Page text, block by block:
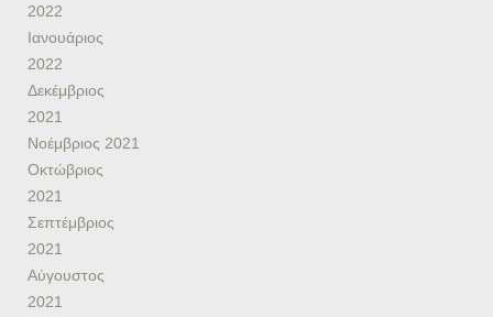
2022
Ιανουάριος
2022
Δεκέμβριος
2021
Νοέμβριος 2021
Οκτώβριος
2021
Σεπτέμβριος
2021
Αύγουστος
2021